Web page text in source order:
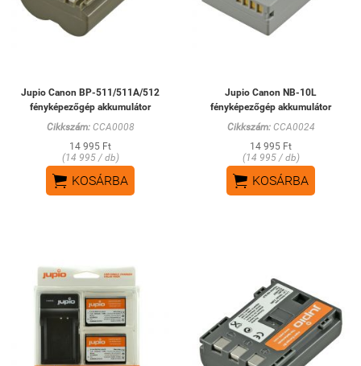
Jupio Canon BP-511/511A/512
fényképezőgép akkumulátor
Cikkszám:CCA0008
14 995 Ft
(14 995 / db)
 KOSÁRBA
Jupio Canon NB-10L
fényképezőgép akkumulátor
Cikkszám:CCA0024
14 995 Ft
(14 995 / db)
 KOSÁRBA